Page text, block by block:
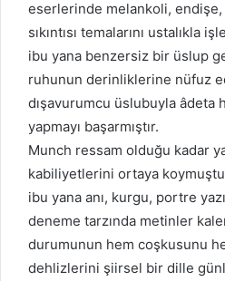
eserlerinde melankoli, endişe,
sıkıntısı temalarını ustalıkla
ibu yana benzersiz bir üslup
ruhunun derinliklerine nüfuz
dışavurumcu üslubuyla âdeta
yapmayı başarmıştır.
Munch ressam olduğu kadar
kabiliyetlerini ortaya
ibu yana anı, kurgu, portre
deneme tarzında metinler
durumunun hem coşkusunu
dehlizlerini şiirsel bir dille